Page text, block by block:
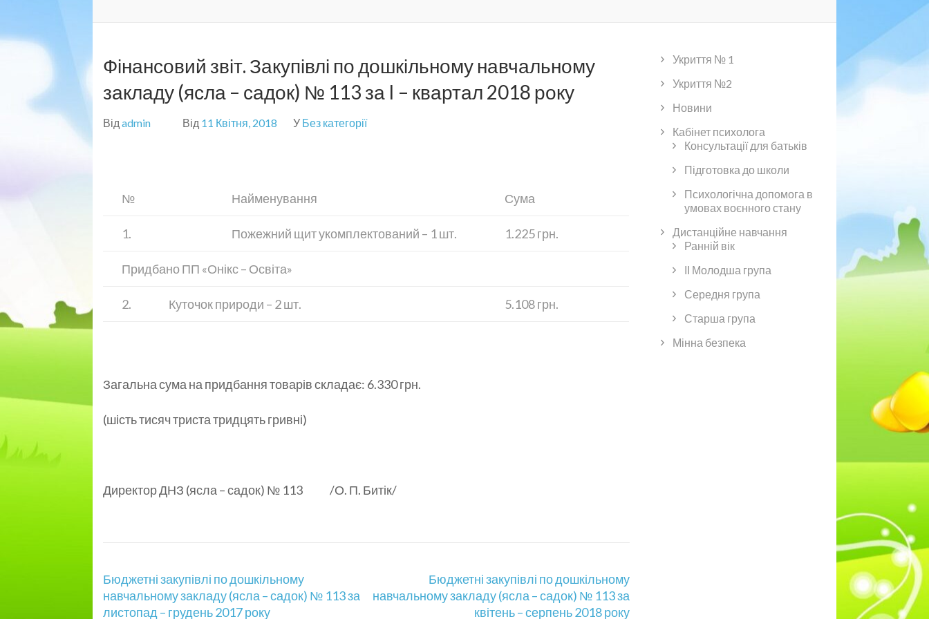
Фінансовий звіт. Закупівлі по дошкільному навчальному
закладу (ясла – садок) № 113 за I – квартал 2018 року
Відadmin Від 11 Квітня, 2018 У Без категорії
№ Найменування Сума
1. Пожежний щит укомплектований – 1 шт. 1.225 грн.
Придбано ПП «Онікс – Освіта»
2. Куточок природи – 2 шт. 5.108 грн.
Загальна сума на придбання товарів складає: 6.330 грн.
(шість тисяч триста тридцять гривні)
Директор ДНЗ (ясла – садок) № 113 /О. П. Битік/
Навігація
записів
Бюджетні закупівлі по дошкільному
навчальному закладу (ясла – садок) № 113 за
листопад – грудень 2017 року
Бюджетні закупівлі по дошкільному
навчальному закладу (ясла – садок) № 113 за
квітень – серпень 2018 року
Укриття № 1
Укриття №2
Новини
Кабінет психолога
Консультації для батьків
Підготовка до школи
Психологічна допомога в
умовах воєнного стану
Дистанційне навчання
Ранній вік
ІІ Молодша група
Середня група
Старша група
Мінна безпека